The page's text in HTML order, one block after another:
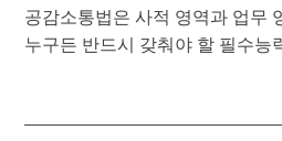
공감소통법은 사적 영역과 업무
누구든 반드시 갖춰야 할 필수능